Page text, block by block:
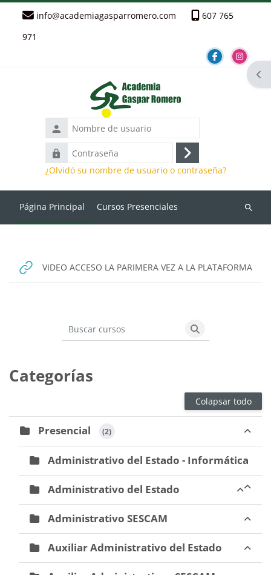
info@academiagasparromero.com
607 765
971
Nombre
de
usuario
Contraseña
Acceder
¿Olvidó su nombre de usuario o contraseña?
Página Principal Cursos Presenciales
VIDEO ACCESO LA PARIMERA VEZ A LA PLATAFORMAURL
Buscar cursos
Buscar cursos
Categorías
Colapsar todo
Presencial (2)
Administrativo del Estado - Informática
Administrativo del Estado
Administrativo SESCAM
Auxiliar Administrativo del Estado